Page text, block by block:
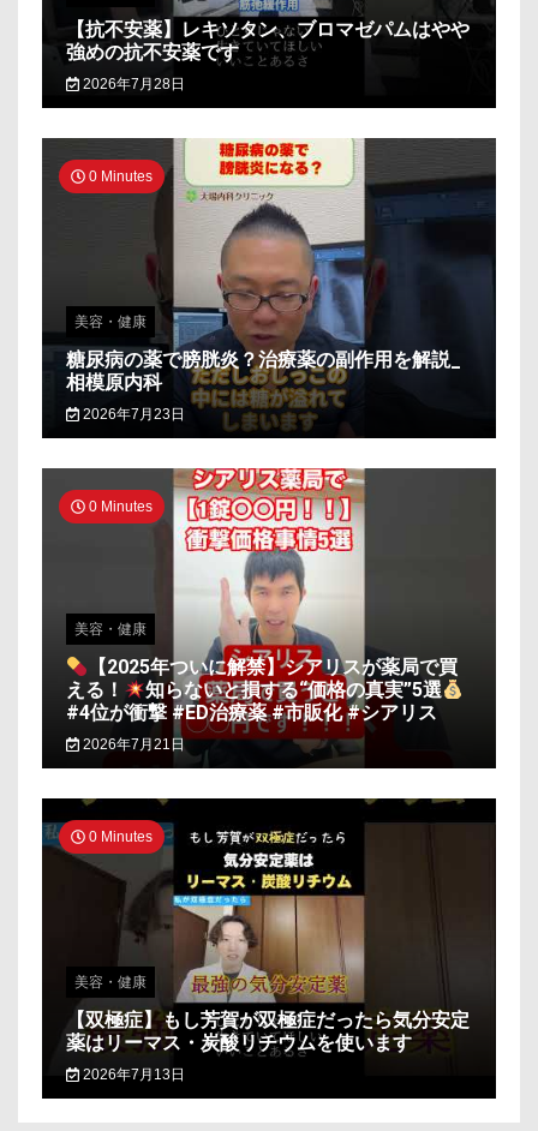
【抗不安薬】レキソタン、ブロマゼパムはやや
強めの抗不安薬です
2026年7月28日
0 Minutes
美容・健康
糖尿病の薬で膀胱炎？治療薬の副作用を解説_
相模原内科
2026年7月23日
0 Minutes
美容・健康
【2025年ついに解禁】シアリスが薬局で買
える！
知らないと損する“価格の真実”5選
#4位が衝撃 #ED治療薬 #市販化 #シアリス
2026年7月21日
0 Minutes
美容・健康
【双極症】もし芳賀が双極症だったら気分安定
薬はリーマス・炭酸リチウムを使います
2026年7月13日